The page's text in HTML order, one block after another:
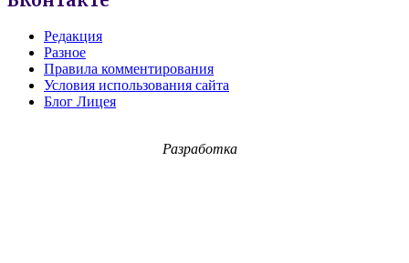
Редакция
Разное
Правила комментирования
Условия использования сайта
Блог Лицея
Разработка